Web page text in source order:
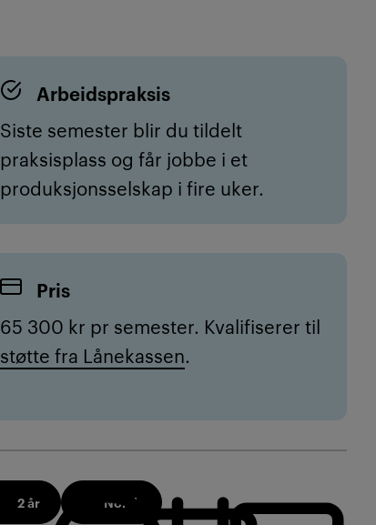
Arbeidspraksis
Siste semester blir du tildelt
praksisplass og får jobbe i et
produksjonsselskap i fire uker.
Pris
65 300 kr pr semester. Kvalifiserer til
støtte fra Lånekassen.
2 år Norsk